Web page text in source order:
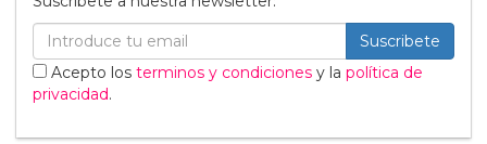
Suscribete
Acepto los terminos y condiciones y la política de
privacidad.